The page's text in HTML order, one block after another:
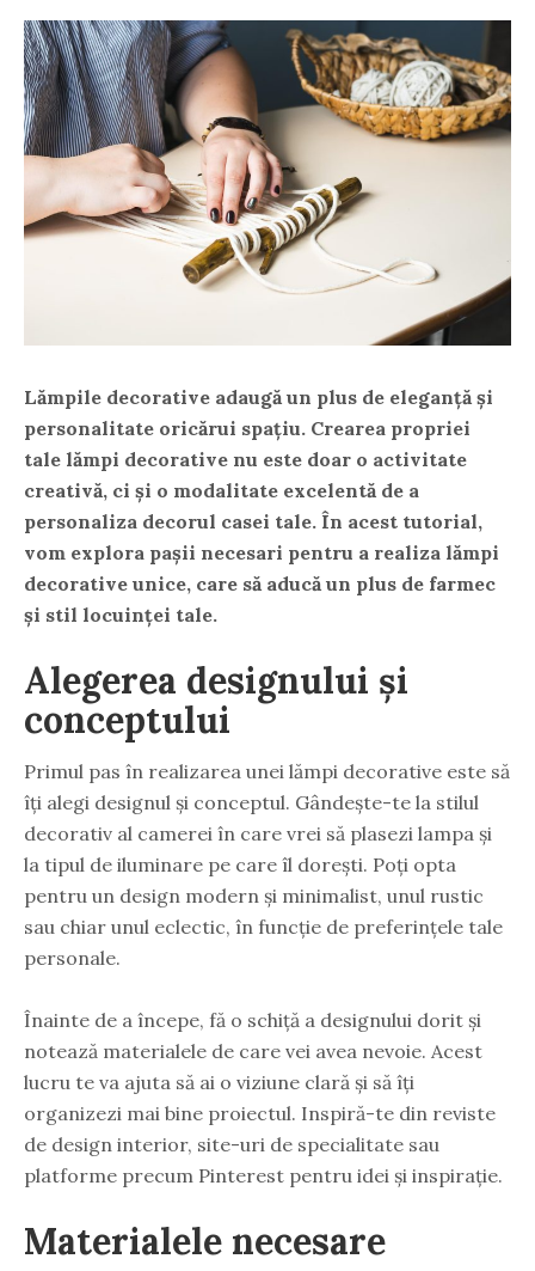
Lămpile decorative adaugă un plus de eleganță și
personalitate oricărui spațiu. Crearea propriei
tale lămpi decorative nu este doar o activitate
creativă, ci și o modalitate excelentă de a
personaliza decorul casei tale. În acest tutorial,
vom explora pașii necesari pentru a realiza lămpi
decorative unice, care să aducă un plus de farmec
și stil locuinței tale.
Alegerea designului și
conceptului
Primul pas în realizarea unei lămpi decorative este să
îți alegi designul și conceptul. Gândește-te la stilul
decorativ al camerei în care vrei să plasezi lampa și
la tipul de iluminare pe care îl dorești. Poți opta
pentru un design modern și minimalist, unul rustic
sau chiar unul eclectic, în funcție de preferințele tale
personale.
Înainte de a începe, fă o schiță a designului dorit și
notează materialele de care vei avea nevoie. Acest
lucru te va ajuta să ai o viziune clară și să îți
organizezi mai bine proiectul. Inspiră-te din reviste
de design interior, site-uri de specialitate sau
platforme precum Pinterest pentru idei și inspirație.
Materialele necesare